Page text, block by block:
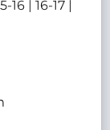
16 | 16-17 |